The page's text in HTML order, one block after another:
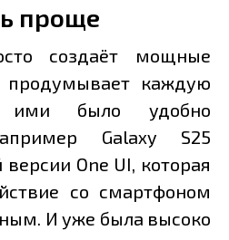
проще
создаёт мощные
продумывает каждую
ими было удобно
Galaxy S25
One UI, которая
со смартфоном
И уже была высоко